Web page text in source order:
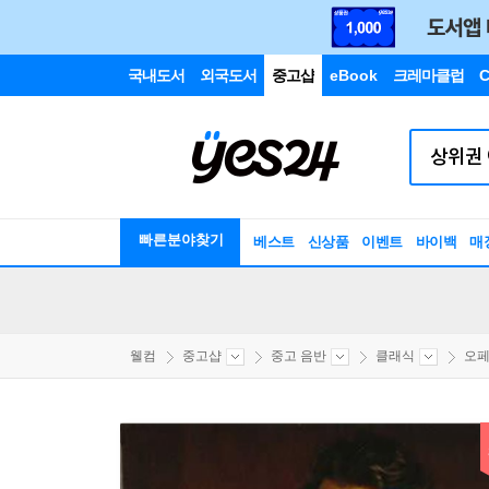
국내도서 외국도서 중고샵 eBook 크레마클럽
빠른분야찾기 베스트 신상품 이벤트 바이백 매
웰컴 중고샵 중고 음반 클래식 오